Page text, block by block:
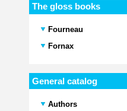
The gloss books
Fourneau
Fornax
General catalog
Authors